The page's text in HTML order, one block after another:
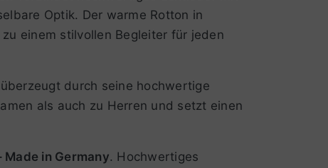
Optik. Der warme Rotton in
einem stilvollen Begleiter für jeden
überzeugt durch seine hochwertige
als auch zu Herren und setzt einen
in Germany. Hochwertiges